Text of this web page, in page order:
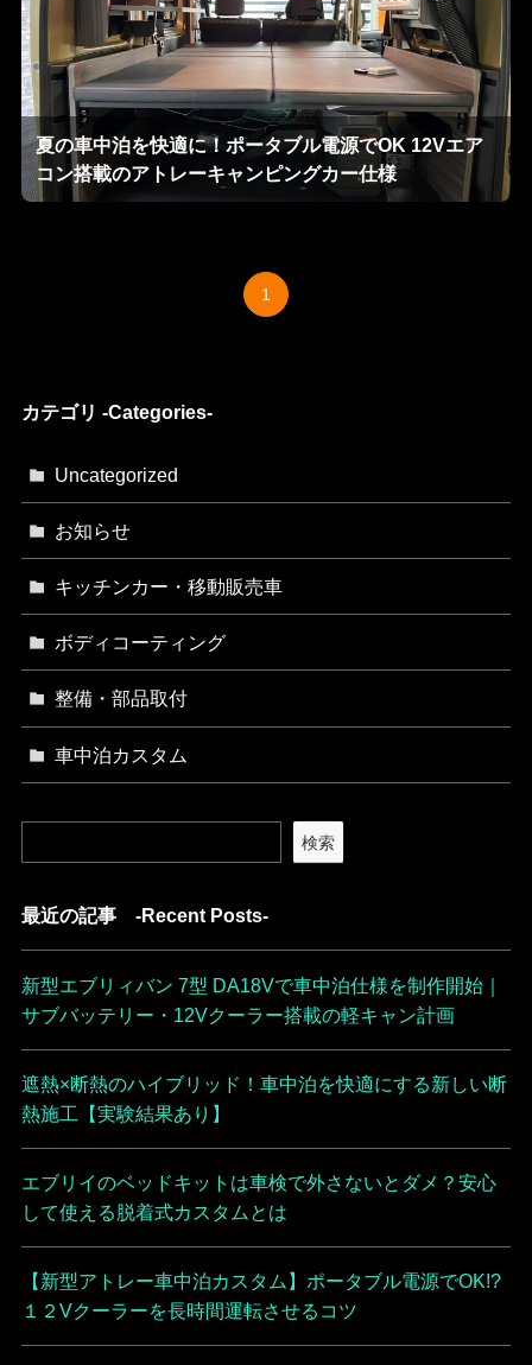
夏の車中泊を快適に！ポータブル電源でOK 12Vエア
コン搭載のアトレーキャンピングカー仕様
1
カテゴリ -Categories-
Uncategorized
お知らせ
キッチンカー・移動販売車
ボディコーティング
整備・部品取付
車中泊カスタム
検索
最近の記事 -Recent Posts-
新型エブリィバン 7型 DA18Vで車中泊仕様を制作開始｜
サブバッテリー・12Vクーラー搭載の軽キャン計画
遮熱×断熱のハイブリッド！車中泊を快適にする新しい断
熱施工【実験結果あり】
エブリイのベッドキットは車検で外さないとダメ？安心
して使える脱着式カスタムとは
【新型アトレー車中泊カスタム】ポータブル電源でOK!?
１２Vクーラーを長時間運転させるコツ